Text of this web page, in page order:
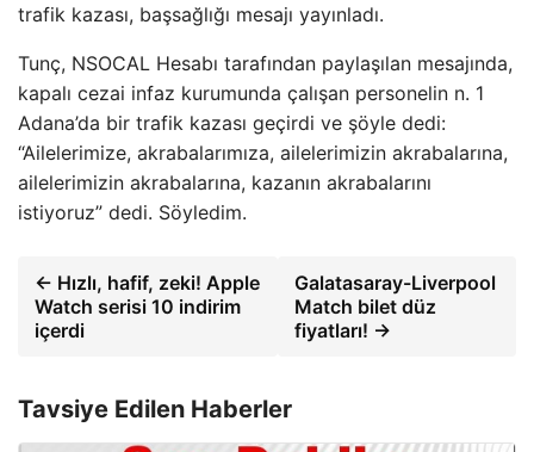
trafik kazası, başsağlığı mesajı yayınladı.
Tunç, NSOCAL Hesabı tarafından paylaşılan mesajında,
kapalı cezai infaz kurumunda çalışan personelin n. 1
Adana’da bir trafik kazası geçirdi ve şöyle dedi:
“Ailelerimize, akrabalarımıza, ailelerimizin akrabalarına,
ailelerimizin akrabalarına, kazanın akrabalarını
istiyoruz” dedi. Söyledim.
← Hızlı, hafif, zeki! Apple
Watch serisi 10 indirim
içerdi
Galatasaray-Liverpool
Match bilet düz
fiyatları! →
Tavsiye Edilen Haberler